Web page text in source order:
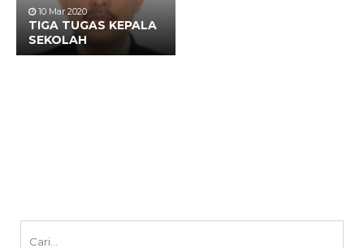
10 Mar 2020
TIGA TUGAS KEPALA
SEKOLAH